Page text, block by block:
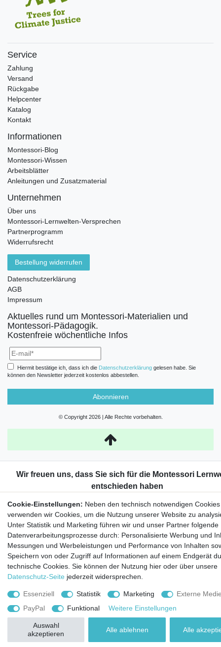
Service
Zahlung
Versand
Rückgabe
Helpcenter
Katalog
Kontakt
Informationen
Montessori-Blog
Montessori-Wissen
Arbeitsblätter
Anleitungen und Zusatzmaterial
Unternehmen
Über uns
Montessori-Lernwelten-Versprechen
Partnerprogramm
Widerrufsrecht
Bestellung widerrufen
Datenschutzerklärung
AGB
Impressum
Aktuelles rund um Montessori-Materialien und
Montessori-Pädagogik.
Kostenfreie wöchentliche Infos
Hiermit bestätige ich, dass ich die Daten­schutz­erklärunggelesen habe. Sie
können den Newsletter jederzeit kostenlos abbestellen.
Abonnieren
© Copyright 2026 | Alle Rechte vorbehalten.
Cookie-Einstellungen: Neben den technisch notwendigen Cookies
verwenden wir Cookies, um die Nutzung unserer Website zu
Unter Statistik und Marketing führen wir und unser Partner folgende
Datenverarbeitungsprozesse durch: Personalisierte Werbung und
Messungen und Werbeleistungen und Performance von Inhalten
Speichern von oder Zugriff auf Informationen auf einem Endgerät
technische Cookies. Sie können der Nutzung hier oder über unsere
Datenschutz-Seite jederzeit widersprechen.
Essenziell Statistik Marketing
Externe
PayPal
Funktional Weitere Einstellungen
Alle
Alle ablehnen
Auswahl
akzeptieren